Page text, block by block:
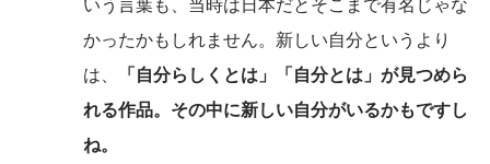
かったかもしれません。新しい自分というより
は、
「自分らしくとは」「自分とは」が見つめら
れる作品。その中に新しい自分がいるかもですし
ね。